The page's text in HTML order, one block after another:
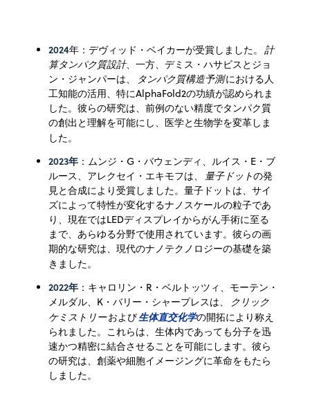
2024年：デヴィッド・ベイカーが受賞しました。 計
算タンパク質設計、一方、デミス・ハサビスとジョ
ン・ジャンパーは、
タンパク質構造予測における人
工知能の活用、特にAlphaFold2の功績が認められま
した。彼らの研究は、前例のない精度でタンパク質
の創出と理解を可能にし、医学と生物学を変革しま
した。
2023年 ：ムンジ・G・バウェンディ、ルイス・E・ブ
ルース、アレクセイ・エキモフは、 量子ドットの発
見と合成により受賞しました。量子ドットは、サイ
ズによって特性が変化するナノスケールの粒子であ
り、現在ではLEDディスプレイからがん手術に至る
まで、あらゆる分野で使用されています。彼らの画
期的な研究は、現代のナノテクノロジーの基礎を築
きました。
2022年 ：キャロリン・R・ベルトッツィ、モーテン・
メルダル、K・バリー・シャープレスは、
クリック
ケミストリーおよび生体直交化学の開拓により称え
られました。これらは、生体内であっても分子を迅
速かつ精密に結合させることを可能にします。彼ら
の研究は、創薬や細胞イメージングに革命をもたら
しました。